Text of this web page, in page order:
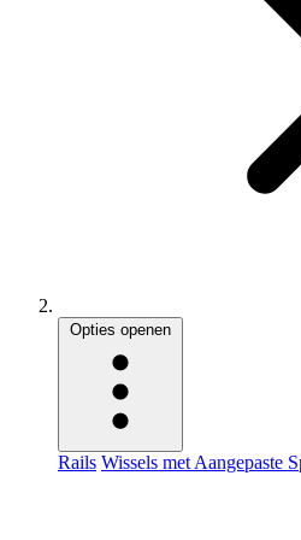
Opties openen
Rails Wissels met Aangepaste